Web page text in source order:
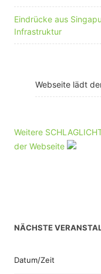
Eindrücke aus
Infrastruktur
Webseite lädt
Weitere
der Webseite
NÄCHSTE
Datum/Zeit